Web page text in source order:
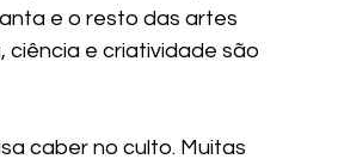
e o resto das artes
e criatividade são
caber no culto. Muitas